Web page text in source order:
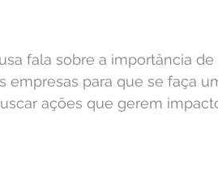
fala sobre a importância
empresas para que se faça
ações que gerem